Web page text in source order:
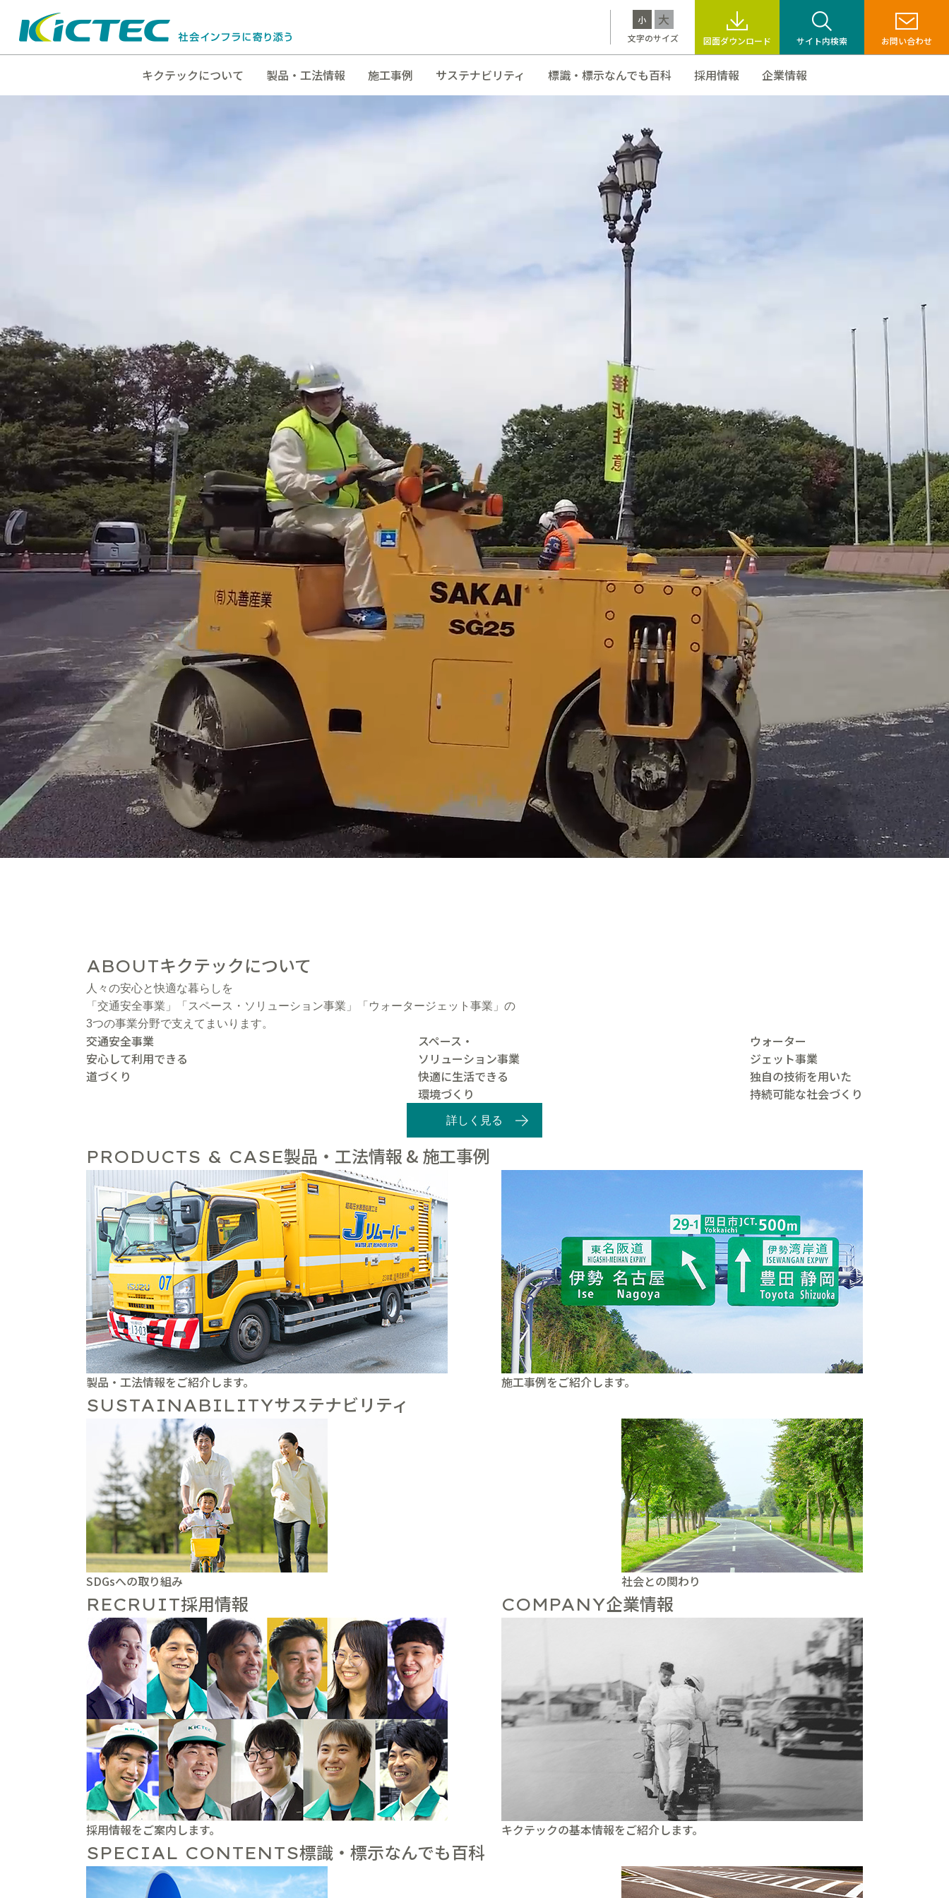
小 大
文字のサイズ 図面ダウンロード サイト内検索 お問い合わせ
キクテックについて 製品・工法情報 施工事例 サステナビリティ 標識・標示なんでも百科 採用情報 企業情報
ABOUTキクテックについて
人々の安心と快適な暮らしを
「交通安全事業」「スペース・ソリューション事業」「ウォータージェット事業」の
3つの事業分野で支えてまいります。
交通安全事業
安心して利用できる
道づくり
スペース・
ソリューション事業
快適に生活できる
環境づくり
ウォーター
ジェット事業
独自の技術を用いた
持続可能な社会づくり
詳しく見る
PRODUCTS & CASE製品・工法情報 & 施工事例
製品・工法情報をご紹介します。 施工事例をご紹介します。
SUSTAINABILITYサステナビリティ
SDGsへの取り組み 社会との関わり
RECRUIT採用情報
採用情報をご案内します。
COMPANY企業情報
キクテックの基本情報をご紹介します。
SPECIAL CONTENTS標識・標示なんでも百科